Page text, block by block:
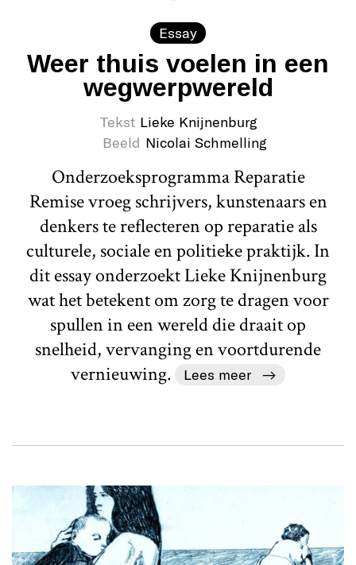
Essay
Weer thuis voelen in een
wegwerpwereld
Tekst Lieke Knijnenburg
Beeld Nicolai Schmelling
Onderzoeksprogramma Reparatie
Remise vroeg schrijvers, kunstenaars en
denkers te reflecteren op reparatie als
culturele, sociale en politieke praktijk. In
dit essay onderzoekt Lieke Knijnenburg
wat het betekent om zorg te dragen voor
spullen in een wereld die draait op
snelheid, vervanging en voortdurende
vernieuwing.
Lees meer